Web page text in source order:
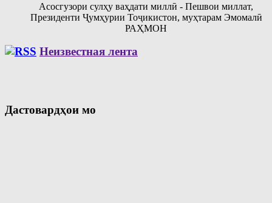
Асосгузори сулҳу ваҳдати миллӣ - Пешвои миллат,
Президенти Ҷумҳурии Тоҷикистон, муҳтарам Эмомалӣ
РАҲМОН
Неизвестная лента
Дастовардҳои мо